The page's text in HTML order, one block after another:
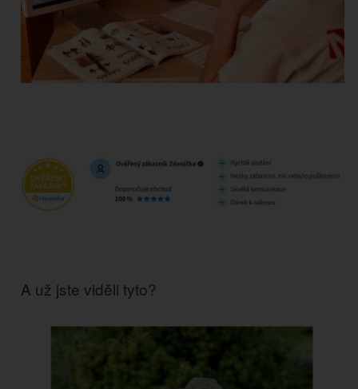
A už jste viděli tyto?